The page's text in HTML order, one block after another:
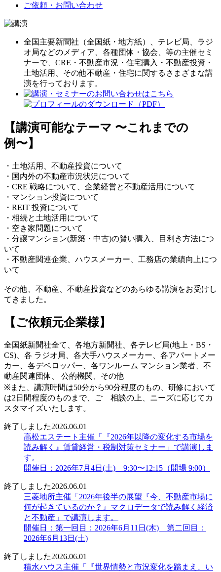
ご依頼・お問い合わせ
全国主要新聞社（全国紙・地方紙）、テレビ局、ラジ
オ局などのメディア、各種団体・協会、等の主催セミ
ナーで、CRE・不動産市況・住宅購入・不動産投資・
土地活用、その他不動産・住宅に関するさまざまな講
演を行っております。
【講演可能なテーマ 〜これまでの
例〜】
・土地活用、不動産投資について
・国内外の不動産市況状況について
・CRE 戦略について、企業経営と不動産活用について
・マンション投資について
・REIT 投資について
・相続と土地活用について
・空き家問題について
・分譲マンション(新築・中古)の賢い購入、目利き方法につ
いて
・不動産関連企業、ハウスメーカー、工務店の業績向上につ
いて
その他、不動産、不動産投資などのあらゆる講演をお受けし
てきました。
【ご依頼元企業様】
全国紙新聞社全て、各地方新聞社、各テレビ局(地上・BS・
CS)、各 ラジオ局、各大手ハウスメーカー、各アパートメー
カー、各デベロッパー、各ワンルーム マンション業者、不
動産関連団体、 公的機関、その他
※また、講演時間は50分から90分程度のもの、研修において
は2日間程度のものまで、ご゙相談の上、ニーズに応じてカ
スタマイズいたします。
終了しました2026.06.01
高松エステート主催「『2026年以降の変化する市場を
読み解く』賃貸経営・税制対策セミナー」で講演しま
す。
開催日：2026年7月4日(土) 9:30〜12:15（開場 9:00）
終了しました2026.06.01
三菱地所主催「2026年後半の展望『今、不動産市場に
何が起きているのか？』マクロデータで読み解く経済
と不動産」で講演します。
開催日：第一回目：2026年6月11日(木) 第二回目：
2026年6月13日(土)
終了しました2026.06.01
積水ハウス主催「『世界情勢と市況変化を踏まえ、い